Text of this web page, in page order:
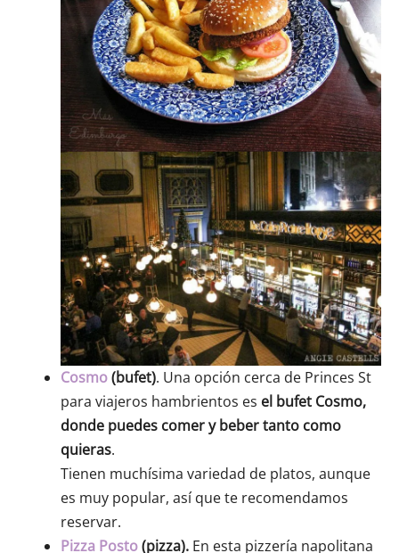
Cosmo(bufet). Una opción cerca de Princes St
para viajeros hambrientos es el bufet Cosmo,
donde puedes comer y beber tanto como
quieras.
Tienen muchísima variedad de platos, aunque
es muy popular, así que te recomendamos
reservar.
Pizza Posto(pizza). En esta pizzería napolitana